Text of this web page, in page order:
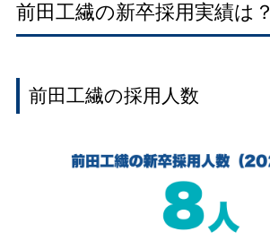
前田工繊の新卒採用実績は？
前田工繊の採用人数